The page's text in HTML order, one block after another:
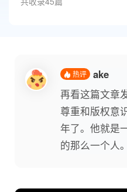
热评 ake
再看这篇文章
尊重和版权意
年了。他就是
的那么一个人。